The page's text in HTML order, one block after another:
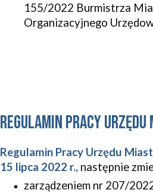
155/2022 Burmistrza
Organizacyjnego
regulamin pracy urzędu
Regulamin Pracy Urzędu
15 lipca 2022 r., następnie
zarządzeniem nr 207/